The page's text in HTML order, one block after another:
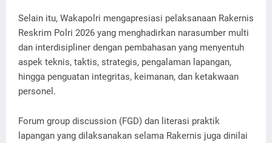
Selain itu, Wakapolri mengapresiasi pelaksanaan Rakernis
Reskrim Polri 2026 yang menghadirkan narasumber multi
dan interdisipliner dengan pembahasan yang menyentuh
aspek teknis, taktis, strategis, pengalaman lapangan,
hingga penguatan integritas, keimanan, dan ketakwaan
personel.
Forum group discussion (FGD) dan literasi praktik
lapangan yang dilaksanakan selama Rakernis juga dinilai